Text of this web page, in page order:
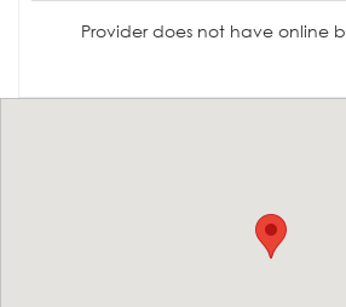
Provider does not have online